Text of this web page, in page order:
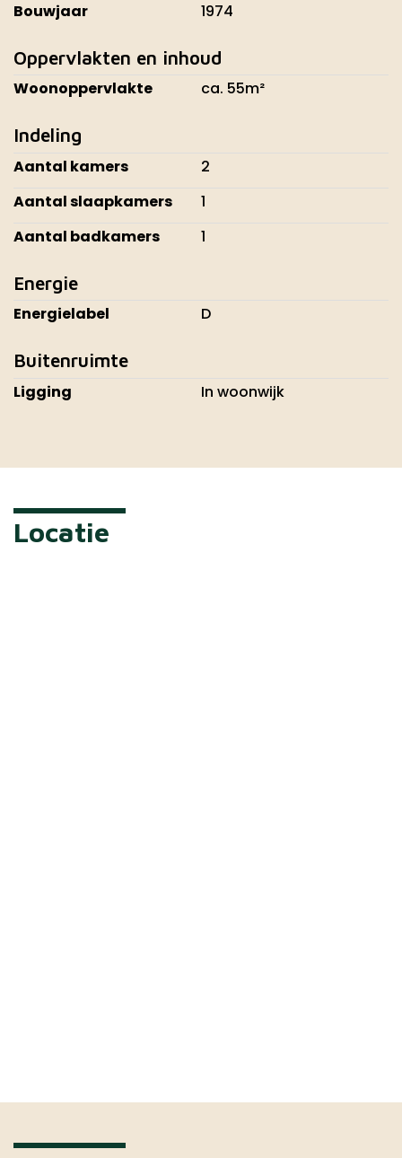
Bouwjaar
1974
Oppervlakten en inhoud
Woonoppervlakte ca. 55m²
Indeling
Aantal kamers
2
Aantal slaapkamers
1
Aantal badkamers
1
Energie
Energielabel D
Buitenruimte
Ligging In woonwijk
Locatie